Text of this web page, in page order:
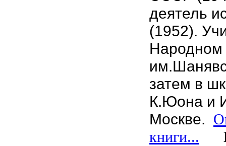
деятель
(1952).
Народном
затем в
К.Юона и
Москве.
книги...